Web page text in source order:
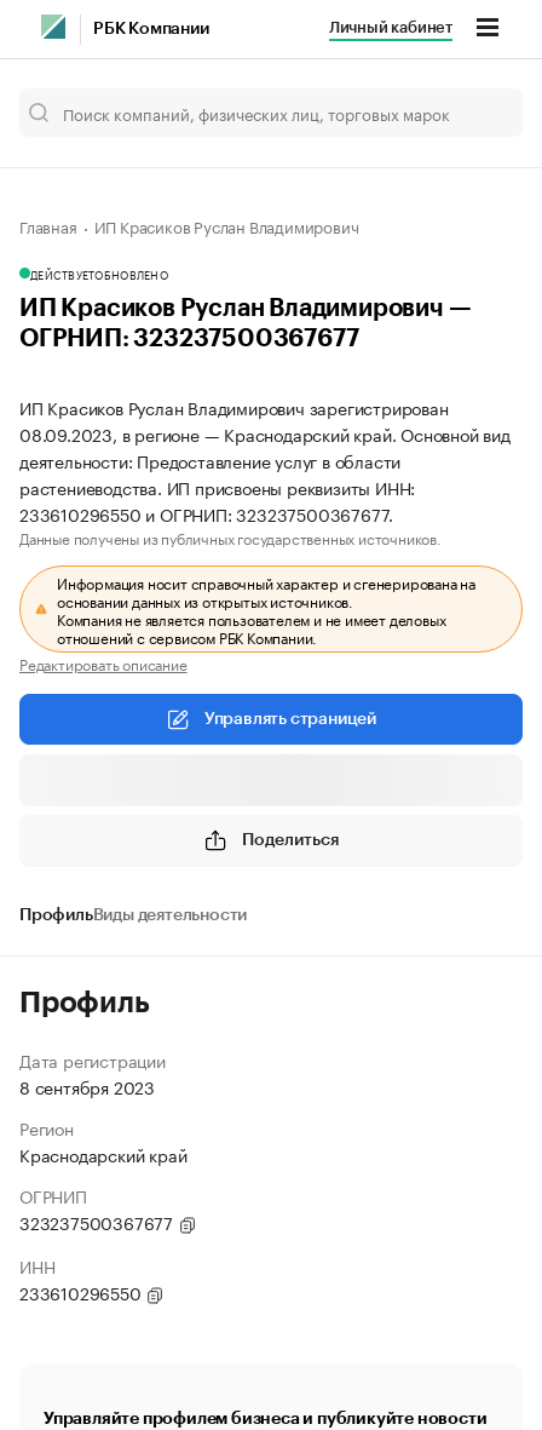
РБК Компании Личный кабинет
Главная ИП Красиков Руслан Владимирович
ДЕЙСТВУЕТОБНОВЛЕНО
ИП Красиков Руслан Владимирович —
ОГРНИП: 323237500367677
ИП Красиков Руслан Владимирович зарегистрирован
08.09.2023, в регионе — Краснодарский край. Основной вид
деятельности: Предоставление услуг в области
растениеводства. ИП присвоены реквизиты ИНН:
233610296550 и ОГРНИП: 323237500367677.
Данные получены из публичных государственных источников.
Информация носит справочный характер и сгенерирована на
основании данных из открытых источников.
Компания не является пользователем и не имеет деловых
отношений с сервисом РБК Компании.
Редактировать описание
Управлять страницей
Поделиться
ПрофильВиды деятельности
Профиль
Дата регистрации
8 сентября 2023
Регион
Краснодарский край
ОГРНИП
323237500367677
ИНН
233610296550
Управляйте профилем бизнеса и публикуйте новости